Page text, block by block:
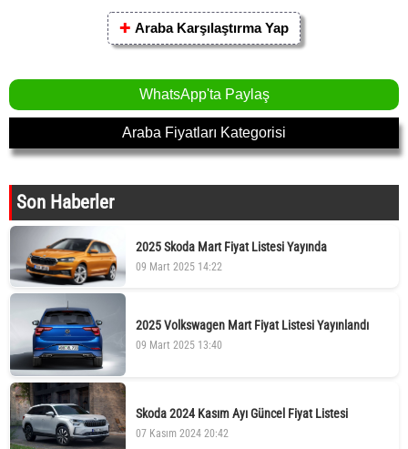
✚ Araba Karşılaştırma Yap
WhatsApp'ta Paylaş
Araba Fiyatları Kategorisi
Son Haberler
2025 Skoda Mart Fiyat Listesi Yayında
09 Mart 2025 14:22
2025 Volkswagen Mart Fiyat Listesi Yayınlandı
09 Mart 2025 13:40
Skoda 2024 Kasım Ayı Güncel Fiyat Listesi
07 Kasım 2024 20:42